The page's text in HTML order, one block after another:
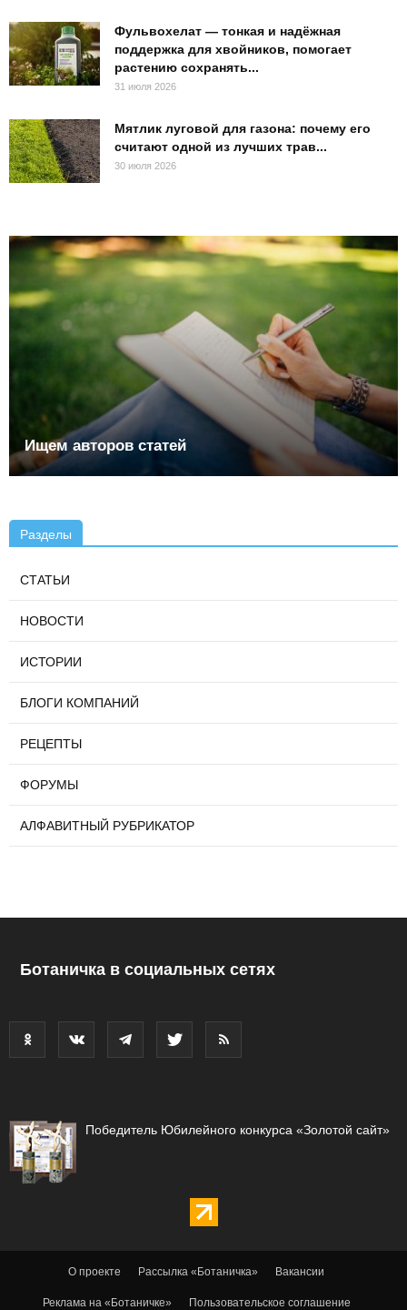
Фульвохелат — тонкая и надёжная
поддержка для хвойников, помогает
растению сохранять...
31 июля 2026
Мятлик луговой для газона: почему его
считают одной из лучших трав...
30 июля 2026
Ищем авторов статей
Разделы
СТАТЬИ
НОВОСТИ
ИСТОРИИ
БЛОГИ КОМПАНИЙ
РЕЦЕПТЫ
ФОРУМЫ
АЛФАВИТНЫЙ РУБРИКАТОР
Ботаничка в социальных сетях
Победитель Юбилейного конкурса «Золотой сайт»
О проекте Рассылка «Ботаничка» Вакансии
Реклама на «Ботаничке» Пользовательское соглашение